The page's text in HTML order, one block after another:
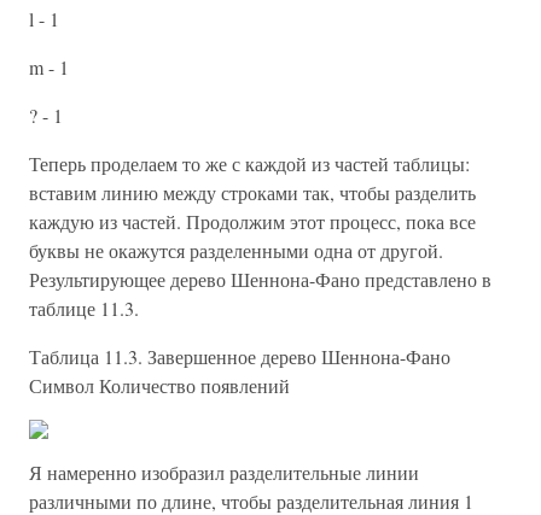
l - 1
m - 1
? - 1
Теперь проделаем то же с каждой из частей таблицы:
вставим линию между строками так, чтобы разделить
каждую из частей. Продолжим этот процесс, пока все
буквы не окажутся разделенными одна от другой.
Результирующее дерево Шеннона-Фано представлено в
таблице 11.3.
Таблица 11.3. Завершенное дерево Шеннона-Фано
Символ Количество появлений
Я намеренно изобразил разделительные линии
различными по длине, чтобы разделительная линия 1